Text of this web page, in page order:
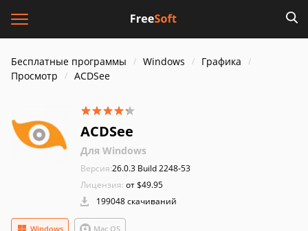
Бесплатные программы Windows
Графика
Просмотр
ACDSee
ACDSee
Для Windows
Версия:26.0.3 Build 2248-53
Лицензия: от $49.95
199048 скачиваний
Windows Mac OS